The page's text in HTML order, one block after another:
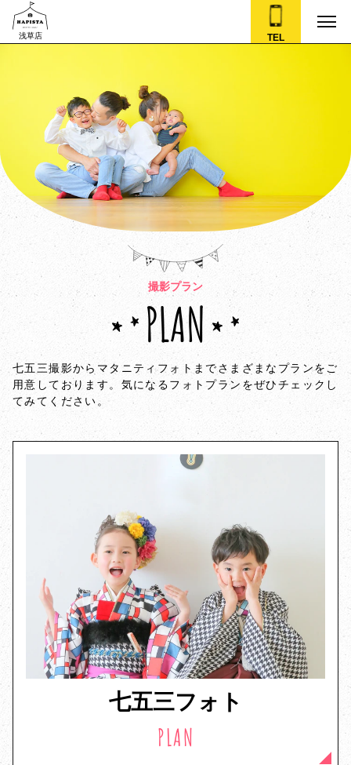
浅草店 TEL
撮影プラン
PLAN
七五三撮影からマタニティフォトまでさまざまなプランをご
用意しております。気になるフォトプランをぜひチェックし
てみてください。
七五三フォト
PLAN